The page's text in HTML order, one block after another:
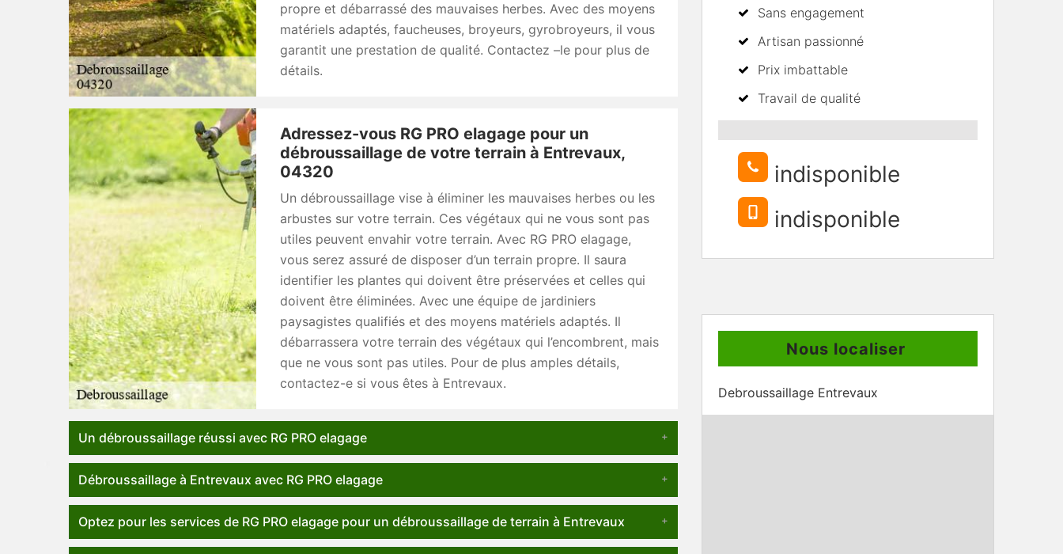
propre et débarrassé des mauvaises herbes. Avec des moyens
matériels adaptés, faucheuses, broyeurs, gyrobroyeurs, il vous
garantit une prestation de qualité. Contactez –le pour plus de
détails.
Adressez-vous RG PRO elagage pour un
débroussaillage de votre terrain à Entrevaux,
04320
Un débroussaillage vise à éliminer les mauvaises herbes ou les
arbustes sur votre terrain. Ces végétaux qui ne vous sont pas
utiles peuvent envahir votre terrain. Avec RG PRO elagage,
vous serez assuré de disposer d’un terrain propre. Il saura
identifier les plantes qui doivent être préservées et celles qui
doivent être éliminées. Avec une équipe de jardiniers
paysagistes qualifiés et des moyens matériels adaptés. Il
débarrassera votre terrain des végétaux qui l’encombrent, mais
que ne vous sont pas utiles. Pour de plus amples détails,
contactez-e si vous êtes à Entrevaux.
Un débroussaillage réussi avec RG PRO elagage
Débroussaillage à Entrevaux avec RG PRO elagage
Optez pour les services de RG PRO elagage pour un débroussaillage de terrain à Entrevaux
Sans engagement
Artisan passionné
Prix imbattable
Travail de qualité
indisponible
indisponible
Nous localiser
Debroussaillage Entrevaux